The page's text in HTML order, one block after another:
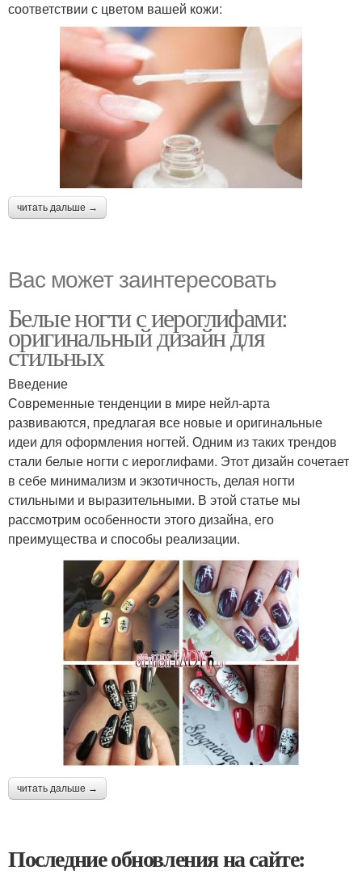
соответствии с цветом вашей кожи:
читать дальше →
Вас может заинтересовать
Белые ногти с иероглифами:
оригинальный дизайн для
стильных
Введение
Современные тенденции в мире нейл-арта
развиваются, предлагая все новые и оригинальные
идеи для оформления ногтей. Одним из таких трендов
стали белые ногти с иероглифами. Этот дизайн сочетает
в себе минимализм и экзотичность, делая ногти
стильными и выразительными. В этой статье мы
рассмотрим особенности этого дизайна, его
преимущества и способы реализации.
читать дальше →
Последние обновления на сайте: